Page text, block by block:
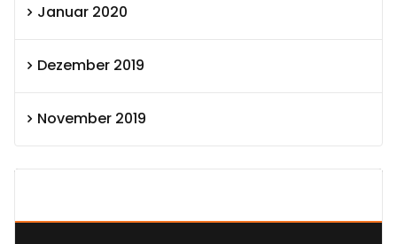
Januar 2020
Dezember 2019
November 2019